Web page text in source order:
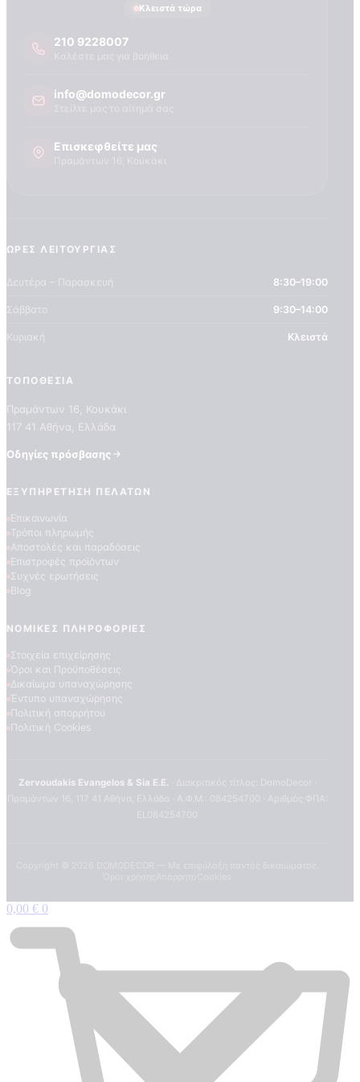
ΕΠΕΞΗΓΗΣΗ ΣΥΜΒΟΛΩΝ
Κλειστά τώρα
210 9228007
info@domodecor.gr
Επισκεφθείτε μας
ΏΡΕΣ ΛΕΙΤΟΥΡΓΊΑΣ
Δευτέρα – Παρασκευή 8:30–19:00
Σάββατο 9:30–14:00
Κυριακή Κλειστά
ΤΟΠΟΘΕΣΊΑ
Πραμάντων 16, Κουκάκι
117 41 Αθήνα, Ελλάδα
Οδηγίες πρόσβασης
ΕΞΥΠΗΡΈΤΗΣΗ ΠΕΛΑΤΏΝ
Επικοινωνία
Τρόποι πληρωμής
Αποστολές και παραδόσεις
Επιστροφές προϊόντων
Συχνές ερωτήσεις
Blog
ΝΟΜΙΚΈΣ ΠΛΗΡΟΦΟΡΊΕΣ
Στοιχεία επιχείρησης
Όροι και Προϋποθέσεις
Δικαίωμα υπαναχώρησης
Έντυπο υπαναχώρησης
Πολιτική απορρήτου
Πολιτική Cookies
Zervoudakis Evangelos & Sia E.E.
0,00 € 0